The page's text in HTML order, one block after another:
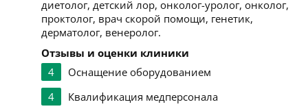
диетолог, детский лор, онколог-уролог, онколог,
проктолог, врач скорой помощи, генетик,
дерматолог, венеролог.
Отзывы и оценки клиники
4
Оснащение оборудованием
4
Квалификация медперсонала